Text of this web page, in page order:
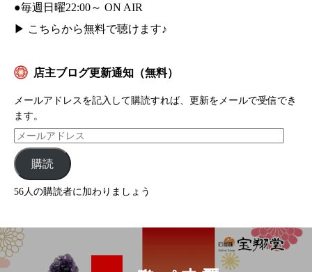
●毎週日曜22:00～ ON AIR
▶ こちらから無料で聴けます♪
店主ブログ更新通知（無料）
メールアドレスを記入して購読すれば、更新をメールで受信でき
ます。
購読
56人の購読者に加わりましょう
プ